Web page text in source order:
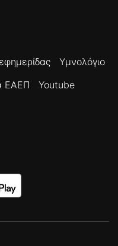
Υμνολόγιο
ΕΑΕΠ
Youtube